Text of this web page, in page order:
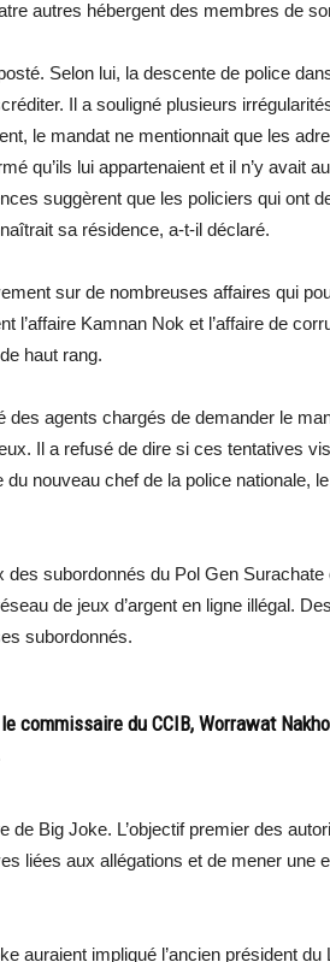
autres hébergent des membres de
Selon lui, la descente de police
Il a souligné plusieurs
le mandat ne mentionnait que les
qu’ils lui appartenaient et il n’y avait
suggèrent que les policiers qui ont
sa résidence, a-t-il déclaré.
sur de nombreuses affaires qui
Kamnan Nok et l’affaire de
haut rang.
des agents chargés de demander le
Il a refusé de dire si ces tentatives
nouveau chef de la police nationale,
subordonnés du Pol Gen Surachate
de jeux d’argent en ligne illégal.
subordonnés.
commissaire du CCIB, Worrawat
de Big Joke. L’objectif premier des
liées aux allégations et de mener une
auraient impliqué l’ancien président du